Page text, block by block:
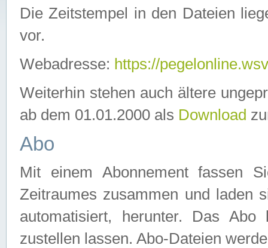
Die Zeitstempel in den Dateien
vor.
Webadresse: https://
Weiterhin stehen auch ältere
ab dem 01.01.2000 als Download
Abo
Mit einem Abonnement fassen
Zeitraumes zusammen und laden
automatisiert, herunter. Das
zustellen lassen. Abo-Dateien